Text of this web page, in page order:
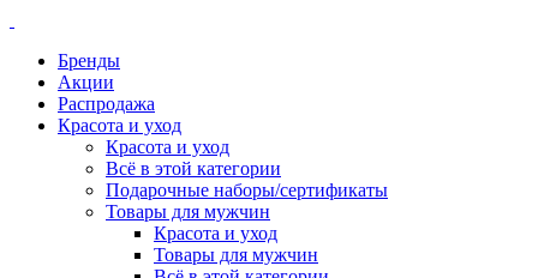
Бренды
Акции
Распродажа
Красота и уход
Красота и уход
Всё в этой категории
Подарочные наборы/сертификаты
Товары для мужчин
Красота и уход
Товары для мужчин